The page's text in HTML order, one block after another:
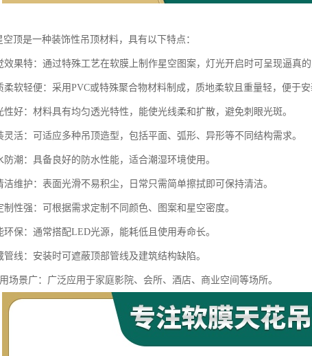
空顶是一种装饰性吊顶材料，具有以下特点：
效果特：通过特殊工艺在软膜上制作星空图案，灯光开启时可呈现逼真的
柔软轻便：采用PVC或特殊聚合物材料制成，质地柔软且重量轻，便于安
性好：材料具有均匀透光特性，能使光线柔和扩散，避免刺眼光斑。
灵活：可适应多种吊顶造型，包括平面、弧形、异形等不同结构需求。
防潮：具备良好的防水性能，适合潮湿环境使用。
洁维护：表面光滑不易积尘，日常只需简单擦拭即可保持清洁。
制性强：可根据需求定制不同颜色、图案和星空密度。
环保：通常搭配LED光源，能耗低且使用寿命长。
管线：安装时可遮蔽顶部管线及建筑结构缺陷。
场景广：广泛应用于家庭影院、会所、酒店、商业空间等场所。